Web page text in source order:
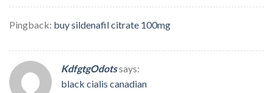
Pingback: buy sildenafil citrate 100mg
KdfgtgOdotssays:
black cialis canadian